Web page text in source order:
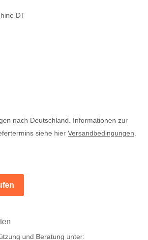
DT
nach Deutschland. Informationen zur
siehe hier Versandbedingungen.
und Beratung unter: